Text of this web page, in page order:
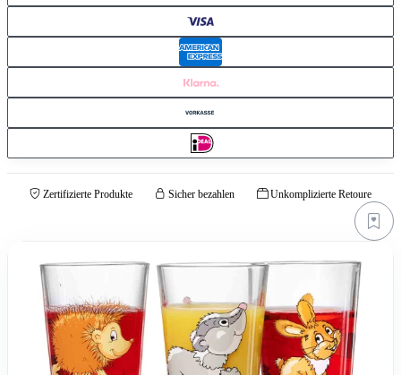
Zertifizierte Produkte Sicher bezahlen Unkomplizierte Retoure